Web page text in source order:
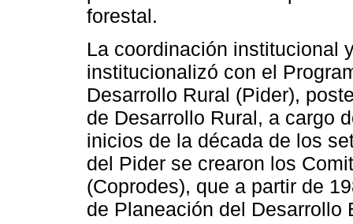
forestal.
La coordinación institucional
institucionalizó con el
Desarrollo Rural (Pider),
de Desarrollo Rural, a cargo
inicios de la década de los
del Pider se crearon los
(Coprodes), que a partir de
de Planeación del Desarrollo